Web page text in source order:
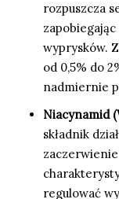
rozpuszcza
wyprysków.
od 0,5% do
nadmiernie
Niacynamid
składnik
regulować